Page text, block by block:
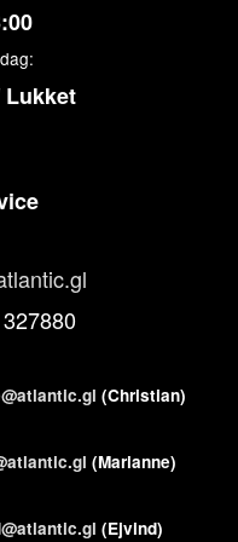
Lukket
(Christian)
(Marianne)
(Ejvind)